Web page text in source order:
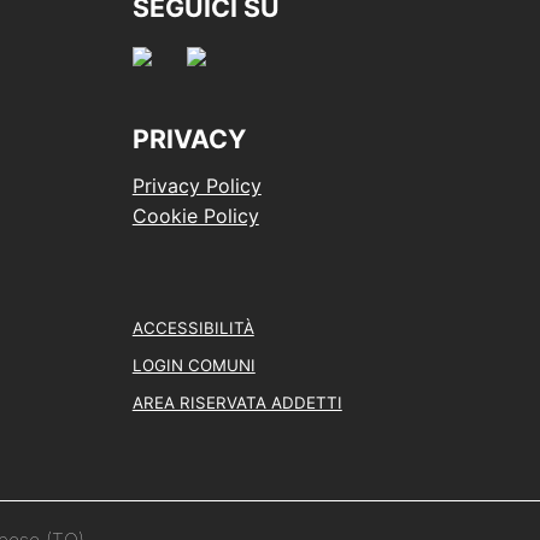
SEGUICI SU
PRIVACY
Privacy Policy
Cookie Policy
ACCESSIBILITÀ
LOGIN COMUNI
AREA RISERVATA ADDETTI